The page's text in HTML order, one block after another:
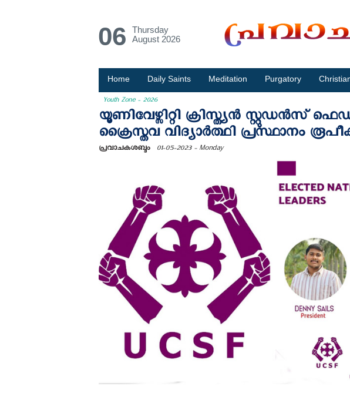
06
Thursday
August 2026
Home Daily Saints Meditation Purgatory
Youth Zone - 2026
യൂണിവേഴ്സിറ്റി ക്രിസ്ത്യൻ സ്റ്റുഡൻസ്
ക്രൈസ്തവ വിദ്യാർത്ഥി പ്രസ്ഥാനം
പ്രവാചകശബ്ദം 01-05-2023 - Monday